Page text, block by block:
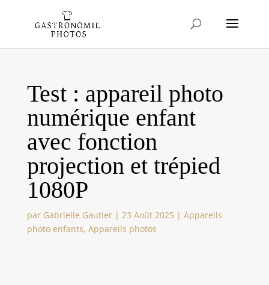
Test : appareil photo
numérique enfant
avec fonction
projection et trépied
1080P
par Gabrielle Gautier| 23 Août 2025| Appareils
photo enfants, Appareils photos